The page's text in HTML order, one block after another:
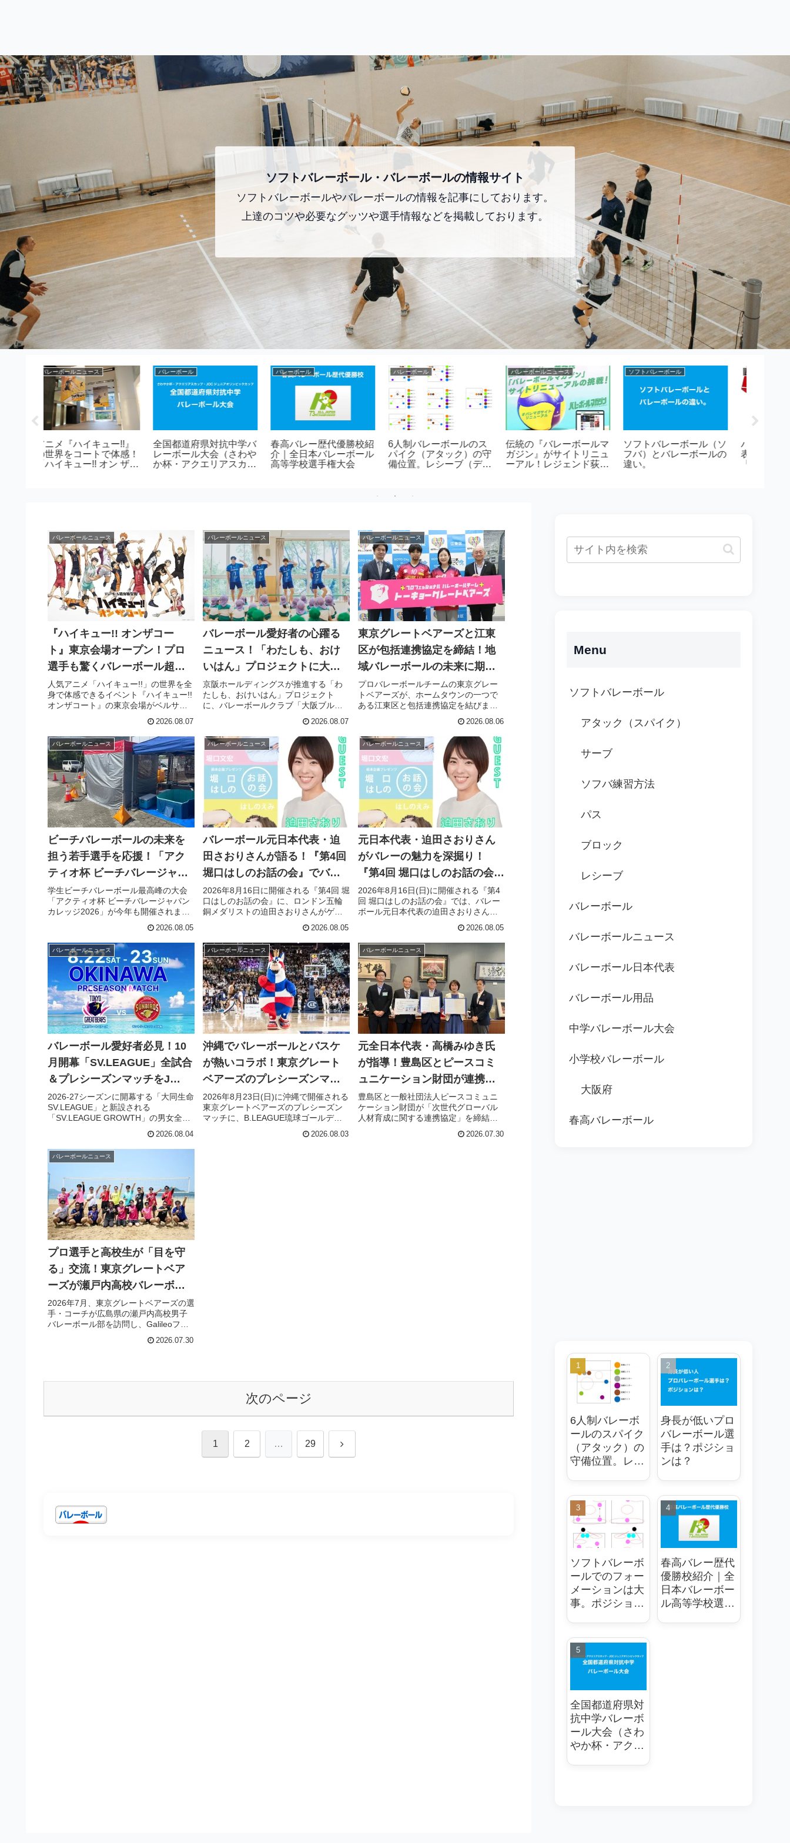
ソフトバレーボール・バレーボールの情報サイト
ソフトバレーボールやバレーボールの情報を記事にしております。
上達のコツや必要なグッツや選手情報などを掲載しております。
バレーボールニュース
バレーボール男子日本代
表、新ユニホーム
「IBUKI」で世界へ！応
サーブ
ソフトバレーボールのク
ルクルサーブのお話。
ソフトバレーボール
バレーボールのネット高
さ。年代別と種別
バレーボール
バレーボールでセッター
は常にジャンプトスする
方が絶対に良い理由
ソフトバレーボール
ソフバ（ソフトバレーボ
ール）のポジションと役
割
ソフトバレーボール
バレーボールの年代別の
ボールと種別よる違い。
バレーボールニュース
『ハイキュー!! オンザコー
ト』東京会場オープン！プロ
選手も驚くバレーボール超体
験で、あなたのスキルアップ
を体感しよう！
人気アニメ「ハイキュー!!」の世界を全
身で体感できるイベント『ハイキュー!!
オンザコート』の東京会場がベルサー
主将の柳田将洋選手や声優の岡本信彦
さん、QuizKnockの須貝駿貴さんも驚い
た、リアルなバレーボール体験を通じ
て、あなたのプレーへの意欲をさらに
高めませんか。
2026.08.07
バレーボールニュース
バレーボール愛好者の心躍る
ニュース！「わたしも、おけ
いはん」プロジェクトに大阪
ブルテオン選手が登場！
京阪ホールディングスが推進する「わ
たしも、おけいはん」プロジェクト
に、バレーボールクラブ「大阪ブルテ
して登場します。清水邦広選手の引退
記念試合に合わせたSNS動画公開や、
ポスター掲出を通じて、地域を盛り上
げる彼らの活動に注目しましょう！
2026.08.07
バレーボールニュース
東京グレートベアーズと江東
区が包括連携協定を締結！地
域バレーボールの未来に期待
高まる
プロバレーボールチームの東京グレー
トベアーズが、ホームタウンの一つで
ある江東区と包括連携協定を結びまし
た地域活性化や区民のスポーツ環境充
実を目指すもので、バレーボール愛好
者にとって、地域でのプレー機会の拡
大やイベント開催への期待が高まりま
す。
2026.08.06
バレーボールニュース
ビーチバレーボールの未来を
担う若手選手を応援！「アク
ティオ杯 ビーチバレージャパ
ンカレッジ2026」で熱中対策
も万全！
学生ビーチバレーボール最高峰の大会
「アクティオ杯 ビーチバレージャパン
カレッジ2026」が今年も開催されま
対策商品を多数提供し、選手の安全と
パフォーマンスをサポート。未来のト
ッププレイヤーを目指す若手選手の活
躍に注目しましょう！
2026.08.05
バレーボールニュース
バレーボール元日本代表・迫
田さおりさんが語る！『第4回
堀口はしのお話の会』でバレ
ーボールの魅力と深層に迫る
2026年8月16日に開催される『第4回 堀
口はしのお話の会』に、ロンドン五輪
銅メダリストの迫田さおりさんがゲス
面白さや戦術の奥深さ、観戦の楽しみ
方まで、ここでしか聞けない貴重なト
ークが繰り広げられ、バレーボール愛
好者のプレーへの意欲やチームの士気
を高めることでしょう。
2026.08.05
バレーボールニュース
元日本代表・迫田さおりさん
がバレーの魅力を深掘り！
『第4回 堀口はしのお話の会』
開催決定
2026年8月16日(日)に開催される『第4
回 堀口はしのお話の会』では、バレー
ボール元日本代表の迫田さおりさんが
輪銅メダリストが語るバレーボールの
奥深さや観戦の楽しみ方は、プレーヤ
ーやファンにとって必見の内容です。
最新の男子・女子バレーの展望にも触
れ、バレーボール愛好者のプレー意欲
やチームの士気を高めること間違いな
しのイベントです。
2026.08.05
バレーボールニュース
バレーボール愛好者必見！10
月開幕「SV.LEAGUE」全試合
＆プレシーズンマッチをJ
SPORTSオンデマンドでLIVE
配信！
2026-27シーズンに開幕する「大同生命
SV.LEAGUE」と新設される
「SV.LEAGUE GROWTH」の男女全試
合が、J SPORTSオンデマンドでLIVE
配信されることが決定しました。さら
に、開幕前のプレシーズンマッチや高
校生の熱戦も楽しめます。
2026.08.04
バレーボールニュース
沖縄でバレーボールとバスケ
が熱いコラボ！東京グレート
ベアーズのプレシーズンマッ
チに琉球ゴールデンキングス
のマスコット「ゴーディー」
2026年8月23日(日)に沖縄で開催される
東京グレートベアーズのプレシーズン
マッチに、B.LEAGUE琉球ゴールデン
キングスの人気マスコット「ゴーディ
ー」が来場します。バレーボールファ
2026.08.03
バレーボールニュース
元全日本代表・高橋みゆき氏
が指導！豊島区とピースコミ
ュニケーション財団が連携、
未来のバレーボーラーを応援
豊島区と一般社団法人ピースコミュニ
ケーション財団が「次世代グローバル
人材育成に関する連携協定」を締結し
ました。これにより、元全日本女子バ
レーボール代表の高橋みゆき氏をはじ
2026.07.30
バレーボールニュース
プロ選手と高校生が「目を守
る」交流！東京グレートベア
ーズが瀬戸内高校バレーボー
ル部を指導
2026年7月、東京グレートベアーズの選
手・コーチが広島県の瀬戸内高校男子
バレーボール部を訪問し、Galileoフレ
ームのサングラスを着用して実技指導
を行いました。屋外スポーツにおける
2026.07.30
次のページ
1 2 … 29 次
Menu
ソフトバレーボール
アタック（スパイク）
サーブ
ソフバ練習方法
パス
ブロック
レシーブ
バレーボール
バレーボールニュース
バレーボール日本代表
バレーボール用品
中学バレーボール大会
小学校バレーボール
大阪府
春高バレーボール
6人制バレーボ
ールのスパイク
（アタック）の
守備位置。レシ
ョンは大事
身長が低いプロ
バレーボール選
手は？ポジショ
ンは？
ソフトバレーボ
ールでのフォー
メーションは大
事。ポジショニ
春高バレー歴代
優勝校紹介｜全
日本バレーボー
ル高等学校選手
全国都道府県対
抗中学バレーボ
ール大会（さわ
やか杯・アクエ